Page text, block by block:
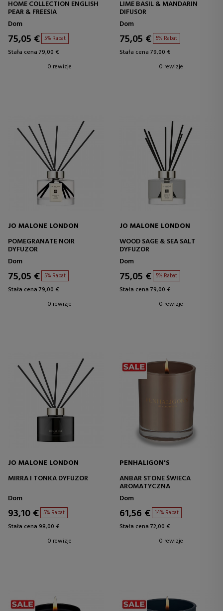
HOME COLLECTION ENGLISH
PEAR & FREESIA
Dom
75,05 € 5% Rabat
Stała cena 79,00 €
0 rewizje
LIME BASIL & MANDARIN
DIFUSOR
Dom
75,05 € 5% Rabat
Stała cena 79,00 €
0 rewizje
JO MALONE LONDON
POMEGRANATE NOIR
DYFUZOR
Dom
75,05 € 5% Rabat
Stała cena 79,00 €
0 rewizje
JO MALONE LONDON
WOOD SAGE & SEA SALT
DYFUZOR
Dom
75,05 € 5% Rabat
Stała cena 79,00 €
0 rewizje
JO MALONE LONDON
MIRRA I TONKA DYFUZOR
Dom
93,10 € 5% Rabat
Stała cena 98,00 €
0 rewizje
PENHALIGON'S
ANBAR STONE ŚWIECA
AROMATYCZNA
Dom
61,56 € 14% Rabat
Stała cena 72,00 €
0 rewizje